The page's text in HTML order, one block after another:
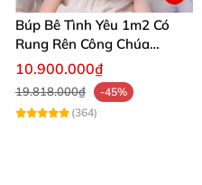
Búp Bê Tình Yêu 1m2 Có
Rung Rên Công Chúa
Anime Xinh Đẹp
10.900.000₫
19.818.000₫
-45%
(364)